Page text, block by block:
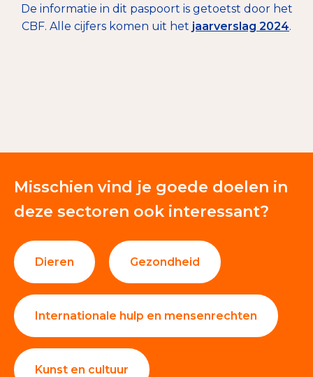
De informatie in dit paspoort is getoetst door het
CBF. Alle cijfers komen uit het jaarverslag 2024.
Misschien vind je goede doelen in
deze sectoren ook interessant?
Dieren Gezondheid
Internationale hulp en mensenrechten
Kunst en cultuur